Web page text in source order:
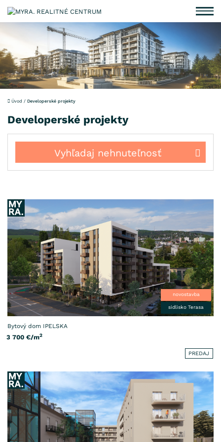
Úvod / Developerské projekty
Developerské projekty
Vyhľadaj nehnuteľnosť
novostavba
sidlisko Terasa
Bytový dom IPELSKA
3 700 €/m2
PREDAJ